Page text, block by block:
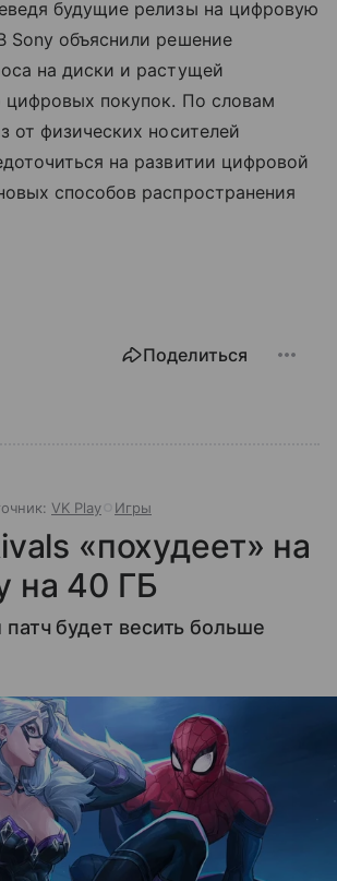
будущие релизы на цифровую
Sony объяснили решение
на диски и растущей
цифровых покупок. По словам
от физических носителей
на развитии цифровой
способов распространения
Поделиться
VK Play Игры
«похудеет» на
на 40 ГБ
будет весить больше